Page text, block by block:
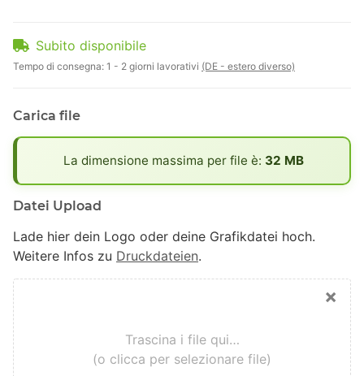
Subito disponibile
Tempo di consegna: 1 - 2 giorni lavorativi (DE - estero diverso)
Carica file
La dimensione massima per file è: 32 MB
Datei Upload
Lade hier dein Logo oder deine Grafikdatei hoch.
Weitere Infos zu Druckdateien.
×
Trascina i file qui…
(o clicca per selezionare file)